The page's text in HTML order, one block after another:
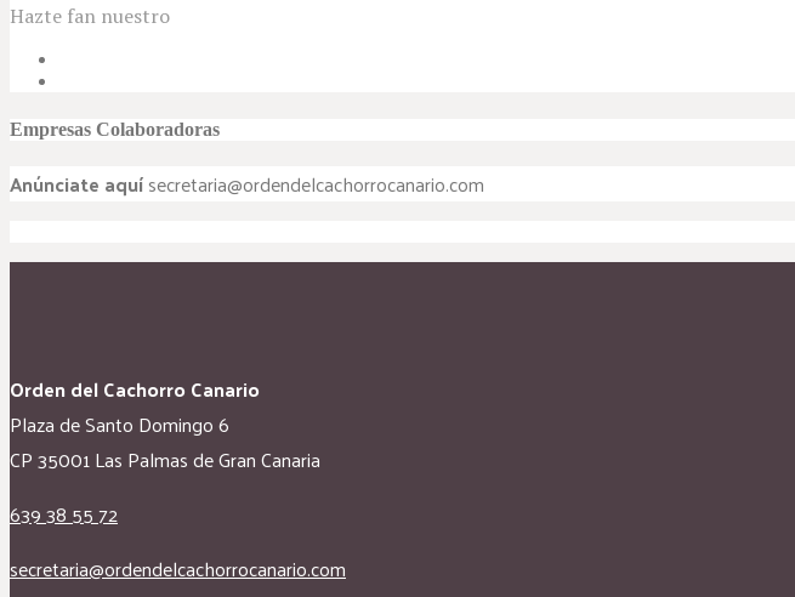
Hazte fan nuestro
Empresas Colaboradoras
Anúnciate aquísecretaria@ordendelcachorrocanario.com
Orden del Cachorro Canario
Plaza de Santo Domingo 6
CP 35001 Las Palmas de Gran Canaria
639 38 55 72
secretaria@ordendelcachorrocanario.com